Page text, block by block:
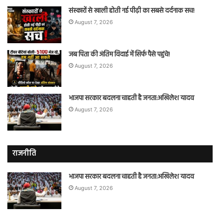
संस्कारों से खाली होती नई पीढ़ी का सबसे दर्दनाक सच!
August 7, 2026
जब पिता की अंतिम विदाई में सिर्फ पैसे पहुंचे!
August 7, 2026
भाजपा सरकार बदलना चाहती है जनता:अखिलेश यादव
August 7, 2026
राजनीति
भाजपा सरकार बदलना चाहती है जनता:अखिलेश यादव
August 7, 2026